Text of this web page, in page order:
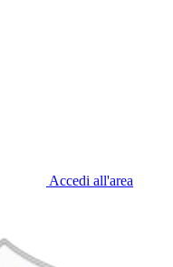
Accedi all'area